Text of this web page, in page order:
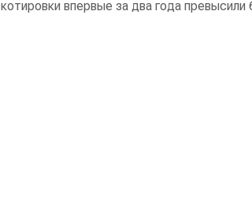
котировки впервые за два года